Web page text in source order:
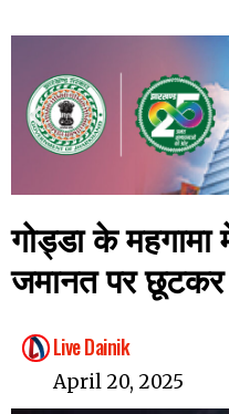
गोड्डा के महगामा
जमानत पर
Live Dainik
April 20, 2025